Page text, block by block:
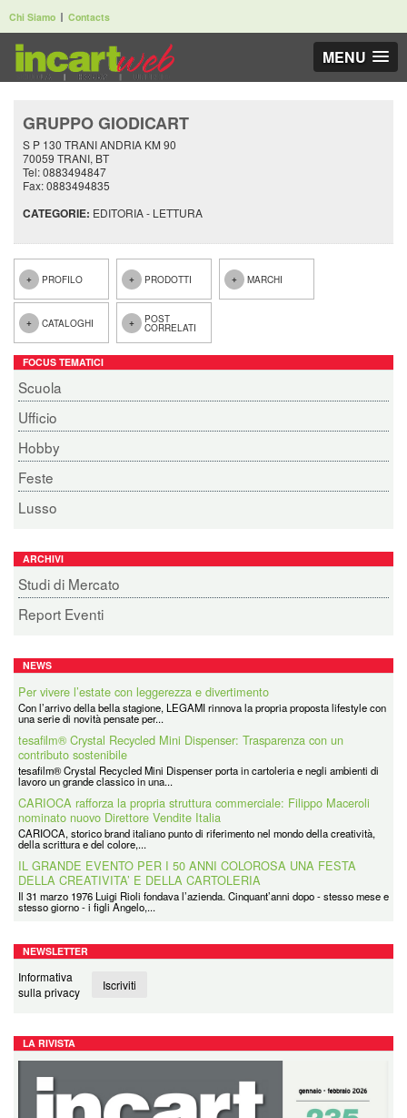
Chi Siamo Contacts
MENU
GRUPPO GIODICART
S P 130 TRANI ANDRIA KM 90
70059 TRANI, BT
Tel: 0883494847
Fax: 0883494835
CATEGORIE: EDITORIA - LETTURA
PROFILO PRODOTTI MARCHI
CATALOGHI POST
CORRELATI
FOCUS TEMATICI
Scuola
Ufficio
Hobby
Feste
Lusso
ARCHIVI
Studi di Mercato
Report Eventi
NEWS
Per vivere l’estate con leggerezza e divertimento
Con l’arrivo della bella stagione, LEGAMI rinnova la propria proposta lifestyle con
una serie di novità pensate per...
tesafilm® Crystal Recycled Mini Dispenser: Trasparenza con un
contributo sostenibile
tesafilm® Crystal Recycled Mini Dispenser porta in cartoleria e negli ambienti di
lavoro un grande classico in una...
CARIOCA rafforza la propria struttura commerciale: Filippo Maceroli
nominato nuovo Direttore Vendite Italia
CARIOCA, storico brand italiano punto di riferimento nel mondo della creatività,
della scrittura e del colore,...
IL GRANDE EVENTO PER I 50 ANNI COLOROSA UNA FESTA
DELLA CREATIVITA’ E DELLA CARTOLERIA
Il 31 marzo 1976 Luigi Rioli fondava l’azienda. Cinquant’anni dopo - stesso mese e
stesso giorno - i figli Angelo,...
NEWSLETTER
Informativa
sulla privacy
Iscriviti
LA RIVISTA